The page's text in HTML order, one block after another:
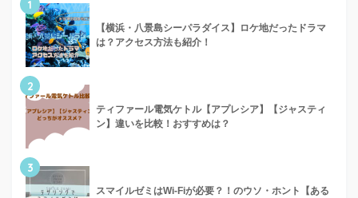
1
【横浜・八景島シーパラダイス】ロケ地だったドラマ
は？アクセス方法も紹介！
2
ティファール電気ケトル【アプレシア】【ジャスティ
ン】違いを比較！おすすめは？
3
スマイルゼミはWi-Fiが必要？！のウソ・ホント【ある